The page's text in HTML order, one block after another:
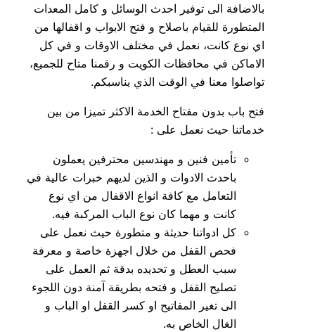
بالاضافة الى توفير احدث الوسائل و كامل المعدات
المتطورة للقيام باصلاح و فتح الابواب و اقفالها من
اي نوع كانت، نعمل في مختلف الاوقات و في كل
الاماكن في محافظات الكويت و رقمنا متاح للجميع،
تواصلوا معنا في الوقت الذي يناسبكم.
فتح باب بدون مفتاح الخدمة الاكثر تميزا من بين
خدماتنا حيث نعمل على :
تأمين فنين و مهندسين محترفين يعملون
باحدث الادوات و الذين لديهم خبرات عالية في
التعامل مع كافة انواع الاقفال من اي نوع
كانت و مهما كان نوع الباب المركبة فيه.
كل ادواتنا حديثة و متطورة حيث نعمل على
فحص القفل من خلال اجهزة خاصة و معرفة
سبب العطل و تحديده بدقة ثم العمل على
تصليح القفل و فتحه بطريقة آمنة دون اللجوء
الى تغير المفاتيح او كسر القفل او الباب و
الغال الخاص به.